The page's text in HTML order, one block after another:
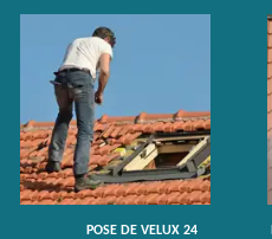
POSE DE VELUX 24